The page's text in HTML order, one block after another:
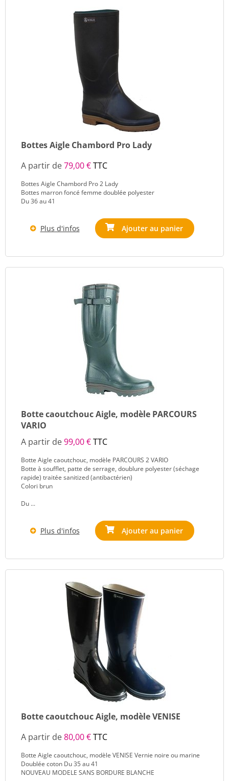
Bottes Aigle Chambord Pro Lady
A partir de79,00 €TTC
Bottes Aigle Chambord Pro 2 Lady
Bottes marron foncé femme doublée polyester
Du 36 au 41
Plus d'infos Ajouter au panier
Botte caoutchouc Aigle, modèle PARCOURS
VARIO
A partir de99,00 €TTC
Botte Aigle caoutchouc, modèle PARCOURS 2 VARIO
Botte à soufflet, patte de serrage, doublure polyester (séchage
rapide) traitée sanitized (antibactérien)
Colori brun
Du ...
Plus d'infos Ajouter au panier
Botte caoutchouc Aigle, modèle VENISE
A partir de80,00 €TTC
Botte Aigle caoutchouc, modèle VENISE Vernie noire ou marine
Doublée coton Du 35 au 41
NOUVEAU MODELE SANS BORDURE BLANCHE